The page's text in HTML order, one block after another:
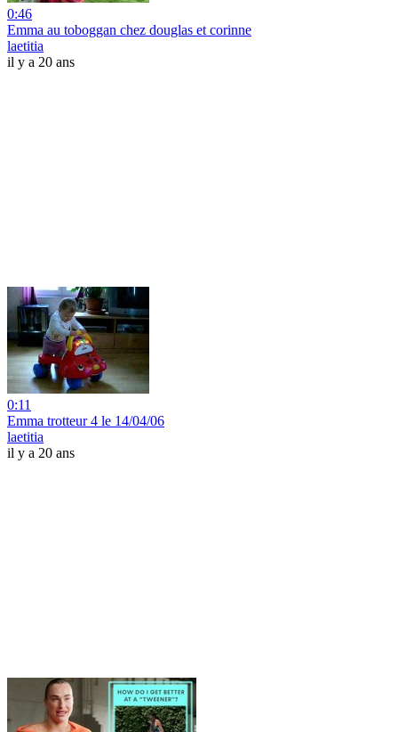
0:46
Emma au toboggan chez douglas et corinne
laetitia
il y a 20 ans
0:11
Emma trotteur 4 le 14/04/06
laetitia
il y a 20 ans